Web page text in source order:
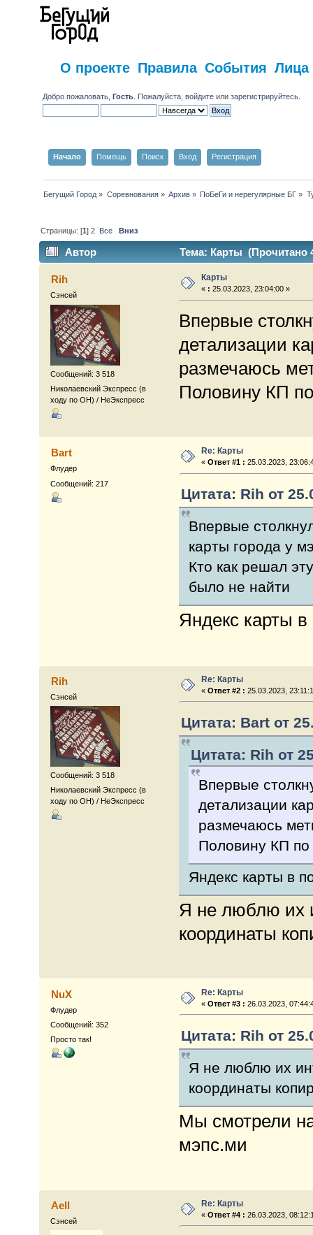
О проекте Правила События Лица
Добро пожаловать,Гость . Пожалуйста,войдите илизарегистрируйтесь
Начало Помощь Поиск Вход Регистрация
Бегущий Город » Соревнования» Архив » ПоБеГи и нерегулярные БГ »
Страницы: [1]2 Все Вниз
Автор Тема: Карты (Прочитано
Rih
Сэнсей
Сообщений: 3 518
Николаевский Экспресс (в
ходу по ОН) / НеЭкспресс
Карты
« : 25.03.2023, 23:04:00 »
Впервые
детализации
размечаюсь
Половину КП
Bart
Флудер
Сообщений: 217
Re: Карты
«Ответ #1 : 25.03.2023,
Цитата: Rih от
Впервые
карты города у
Кто как решал
было не найти
Яндекс карты
Rih
Сэнсей
Сообщений: 3 518
Николаевский Экспресс (в
ходу по ОН) / НеЭкспресс
Re: Карты
«Ответ #2 : 25.03.2023,
Цитата: Bart от
Цитата: Rih от
Впервые
детализации
размечаюсь
Половину КП
Яндекс карты в
Я не люблю их
координаты
NuX
Флудер
Сообщений: 352
Просто так!
Re: Карты
«Ответ #3 : 26.03.2023,
Цитата: Rih от
Я не люблю их
координаты
Мы смотрели
мэпс.ми
Aell
Сэнсей
Re: Карты
«Ответ #4 : 26.03.2023,